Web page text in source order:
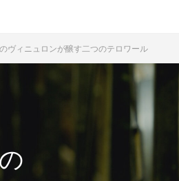
ヴィニュロンが醸す二つのテロワール